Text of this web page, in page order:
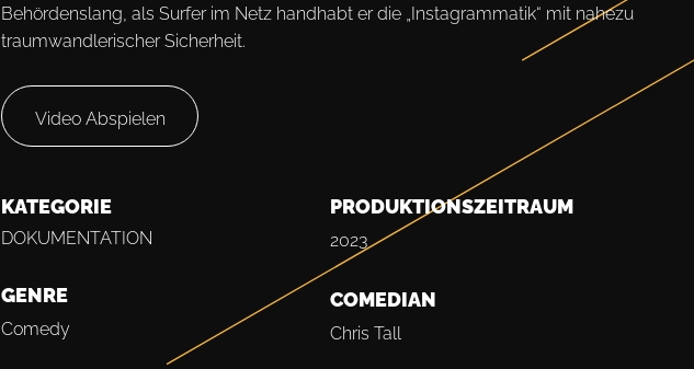
Behördenslang, als Surfer im Netz handhabt er die „Instagrammatik“ mit nahezu
traumwandlerischer Sicherheit.
Video Abspielen
KATEGORIE
DOKUMENTATION
GENRE
Comedy
PRODUKTIONSZEITRAUM
2023
COMEDIAN
Chris Tall